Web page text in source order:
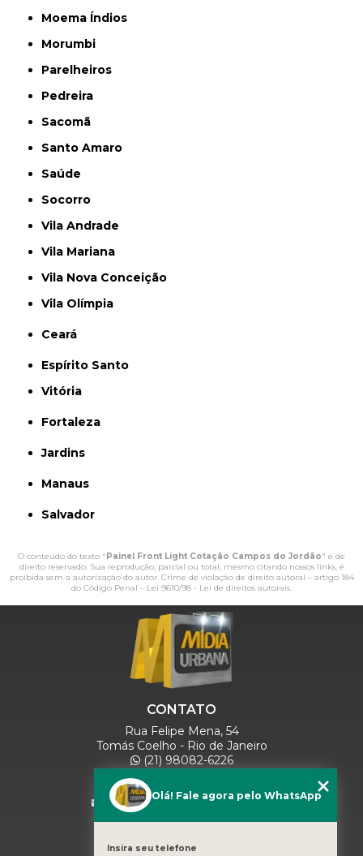
Moema Índios
Morumbi
Parelheiros
Pedreira
Sacomã
Santo Amaro
Saúde
Socorro
Vila Andrade
Vila Mariana
Vila Nova Conceição
Vila Olímpia
Ceará
Espírito Santo
Vitória
Fortaleza
Jardins
Manaus
Salvador
O conteúdo do texto "Painel Front Light Cotação Campos do Jordão" é de
direito reservado. Sua reprodução, parcial ou total, mesmo citando nossos links, é
proibida sem a autorização do autor. Crime de violação de direito autoral – artigo 184
do Código Penal – Lei 9610/98 - Lei de direitos autorais
CONTATO
Rua Felipe Mena, 54
Tomás Coelho - Rio de Janeiro
(21) 98082-6226
(11) 93071-5918
comercialmidiaurbana@gmail.com
Olá! Fale agora pelo WhatsApp
Insira seu telefone